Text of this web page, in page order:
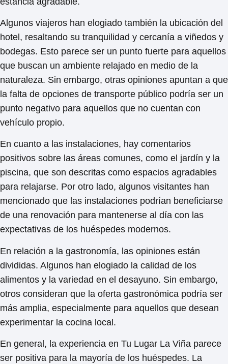
Algunos viajeros han elogiado también la ubicación del
hotel, resaltando su tranquilidad y cercanía a viñedos y
bodegas. Esto parece ser un punto fuerte para aquellos
que buscan un ambiente relajado en medio de la
naturaleza. Sin embargo, otras opiniones apuntan a que
la falta de opciones de transporte público podría ser un
punto negativo para aquellos que no cuentan con
vehículo propio.
En cuanto a las instalaciones, hay comentarios
positivos sobre las áreas comunes, como el jardín y la
piscina, que son descritas como espacios agradables
para relajarse. Por otro lado, algunos visitantes han
mencionado que las instalaciones podrían beneficiarse
de una renovación para mantenerse al día con las
expectativas de los huéspedes modernos.
En relación a la gastronomía, las opiniones están
divididas. Algunos han elogiado la calidad de los
alimentos y la variedad en el desayuno. Sin embargo,
otros consideran que la oferta gastronómica podría ser
más amplia, especialmente para aquellos que desean
experimentar la cocina local.
En general, la experiencia en Tu Lugar La Viña parece
ser positiva para la mayoría de los huéspedes. La